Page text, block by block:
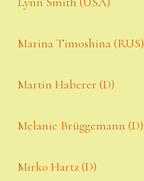
Marina Timoshina (RUS)
Martin Haberer (D)
Melanie Brüggemann (D)
Mirko Hartz (D)